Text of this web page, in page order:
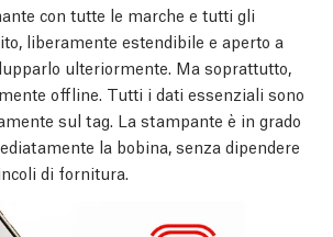
con tutte le marche e tutti gli
liberamente estendibile e aperto a
ulteriormente. Ma soprattutto,
offline. Tutti i dati essenziali sono
sul tag. La stampante è in grado
la bobina, senza dipendere
di fornitura.